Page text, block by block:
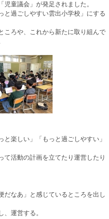
童議会」が発足されました。
と過ごしやすい雲出小学校」にする
ころや、これから新たに取り組んで
楽しい」「もっと過ごしやすい」
活動の計画を立てたり運営したり
なあ」と感じているところを出し
運営する。